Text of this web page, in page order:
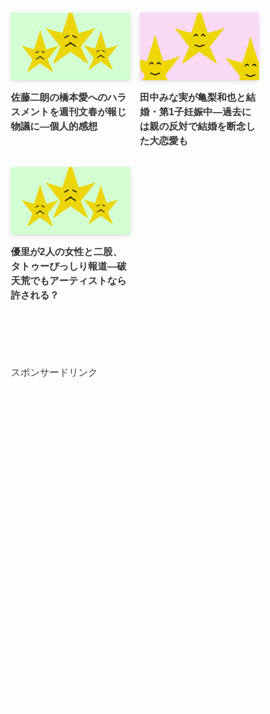
佐藤二朗の橋本愛へのハラ
スメントを週刊文春が報じ
物議に―個人的感想
田中みな実が亀梨和也と結
婚・第1子妊娠中―過去に
は親の反対で結婚を断念し
た大恋愛も
優里が2人の女性と二股、
タトゥーびっしり報道―破
天荒でもアーティストなら
許される？
スポンサードリンク